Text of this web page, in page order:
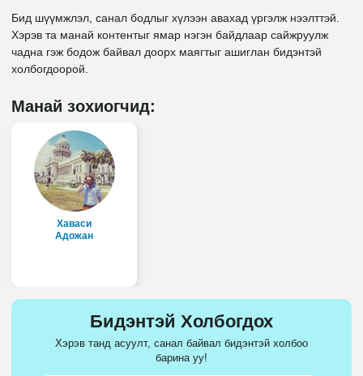
Бид шүүмжлэл, санал бодлыг хүлээн авахад үргэлж нээлттэй.
Хэрэв та манай контентыг ямар нэгэн байдлаар сайжруулж
чадна гэж бодож байвал доорх маягтыг ашиглан бидэнтэй
холбогдоорой.
Манай зохиогчид:
Хаваси
Адожан
Бидэнтэй Холбогдох
Хэрэв танд асуулт, санал байвал бидэнтэй холбоо
барина уу!